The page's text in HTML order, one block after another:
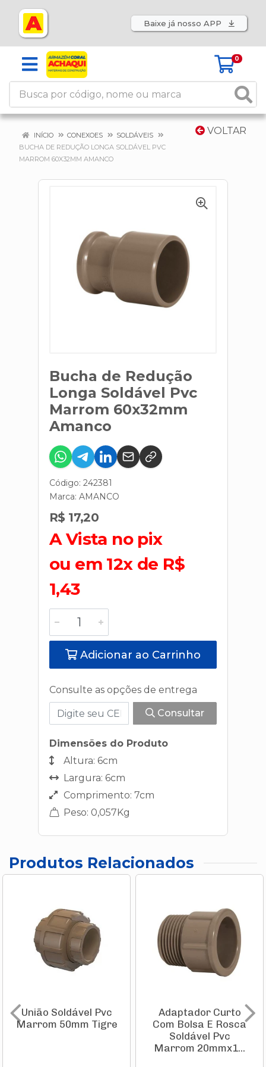
Baixe já nosso APP
0
VOLTAR
INÍCIO CONEXOES
SOLDÁVEIS
BUCHA DE REDUÇÃO LONGA SOLDÁVEL PVC
MARROM 60X32MM AMANCO
Bucha de Redução
Longa Soldável Pvc
Marrom 60x32mm
Amanco
Código: 242381
Marca: AMANCO
R$ 17,20
A Vista no pix
ou em 12x de R$
1,43
Adicionar ao Carrinho
Consulte as opções de entrega
Consultar
Dimensões do Produto
Altura: 6cm
Largura: 6cm
Comprimento: 7cm
Peso: 0,057Kg
Produtos Relacionados
União Soldável Pvc
Marrom 50mm Tigre
Adaptador Curto
Com Bolsa E Rosca
Soldável Pvc
Marrom 20mmx1...